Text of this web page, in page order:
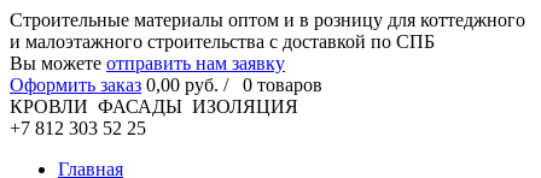
Cтроительные материалы оптом и в розницу для коттеджного
и малоэтажного строительства с доставкой по СПБ
Вы можете отправить нам заявку
Оформить заказ 0,00 руб. / 0 товаров
КРОВЛИ ФАСАДЫ ИЗОЛЯЦИЯ
+7 812 303 52 25
Главная